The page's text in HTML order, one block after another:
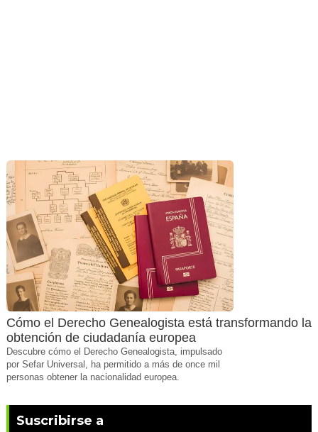
Cómo el Derecho Genealogista está transformando la
obtención de ciudadanía europea
Descubre cómo el Derecho Genealogista, impulsado
por Sefar Universal, ha permitido a más de once mil
personas obtener la nacionalidad europea.
Suscribirse a